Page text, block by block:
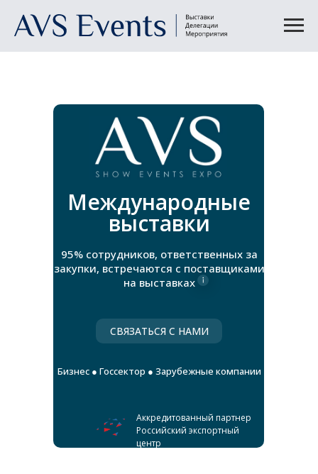
95% сотрудников, ответственных за
закупки, встречаются с поставщиками
на выставках
СВЯЗАТЬСЯ С НАМИ
Бизнес ● Госсектор ● Зарубежные компании
Аккредитованный партнер
Российский экспортный
центр
Международные
выставки